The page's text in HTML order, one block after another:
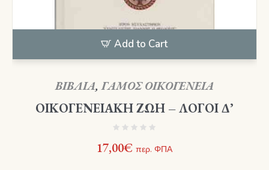
Add to Cart
ΒΙΒΛΙΑ,ΓΑΜΟΣ ΟΙΚΟΓΕΝΕΙΑ
ΟΙΚΟΓΕΝΕΙΑΚΗ ΖΩΗ – ΛΟΓΟΙ Δ’
17,00€ περ. ΦΠΑ